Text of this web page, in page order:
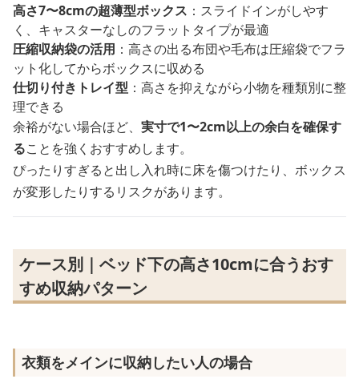
高さ7〜8cmの超薄型ボックス ：スライドインがしやす
く、キャスターなしのフラットタイプが最適
圧縮収納袋の活用 ：高さの出る布団や毛布は圧縮袋でフラ
ット化してからボックスに収める
仕切り付きトレイ型 ：高さを抑えながら小物を種類別に整
理できる
余裕がない場合ほど、 実寸で1〜2cm以上の余白を確保す
ることを強くおすすめします。
ぴったりすぎると出し入れ時に床を傷つけたり、ボックス
が変形したりするリスクがあります。
ケース別｜ベッド下の高さ10cmに合うおす
すめ収納パターン
衣類をメインに収納したい人の場合